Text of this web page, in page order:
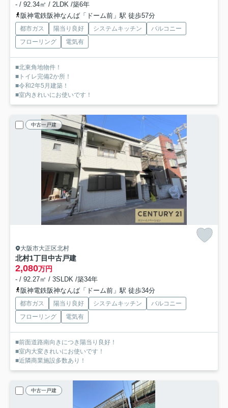
- / 92.34㎡ / 2LDK /築6年
阪神電鉄阪神なんば「ドーム前」駅 徒歩57分
都市ガス 陽当り良好 システムキッチン
バルコニー
フローリング
電気有
■北東角地物件！
■トイレ完備2か所！
■令和2年5月建築！
■室内きれいにお使いです！
中古一戸建
大阪市大正区北村
北村1丁目中古戸建
2,080万円
- / 92.27㎡ / 3SLDK /築34年
阪神電鉄阪神なんば「ドーム前」駅 徒歩34分
都市ガス 陽当り良好 システムキッチン
バルコニー
フローリング
電気有
■前面道路南向きにつき陽当り良好！
■室内大変きれいにお使いです！
■近隣商業施設多数あり！
中古一戸建